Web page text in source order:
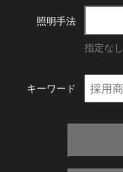
照明手法
指定なし
キーワード